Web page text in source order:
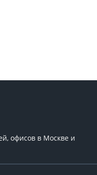
офисов в Москве и